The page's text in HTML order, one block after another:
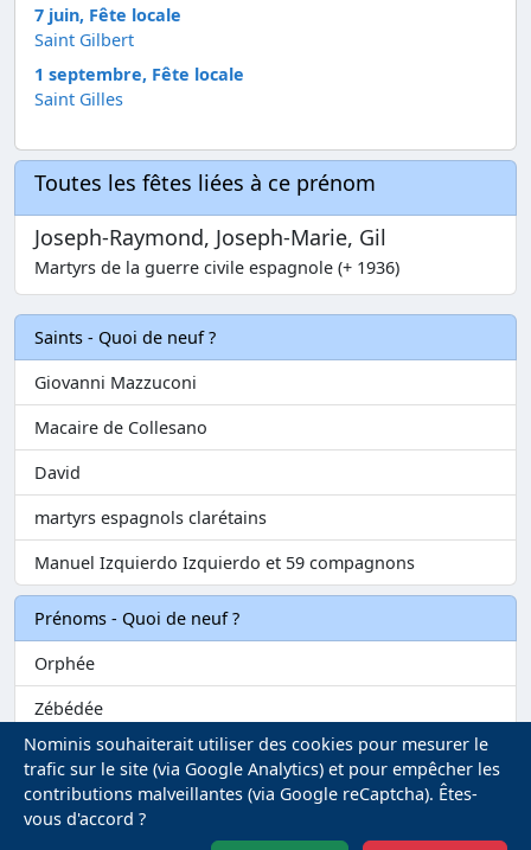
7 juin, Fête locale
Saint Gilbert
1 septembre, Fête locale
Saint Gilles
Toutes les fêtes liées à ce prénom
Joseph-Raymond, Joseph-Marie, Gil
Martyrs de la guerre civile espagnole (+ 1936)
Saints - Quoi de neuf ?
Giovanni Mazzuconi
Macaire de Collesano
David
martyrs espagnols clarétains
Manuel Izquierdo Izquierdo et 59 compagnons
Prénoms - Quoi de neuf ?
Orphée
Zébédée
Melvil
Matilin
Nominis souhaiterait utiliser des cookies pour mesurer le
trafic sur le site (via Google Analytics) et pour empêcher les
contributions malveillantes (via Google reCaptcha). Êtes-
vous d'accord ?